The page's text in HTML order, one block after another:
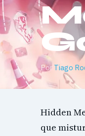
Por Tiago
Hidden
que